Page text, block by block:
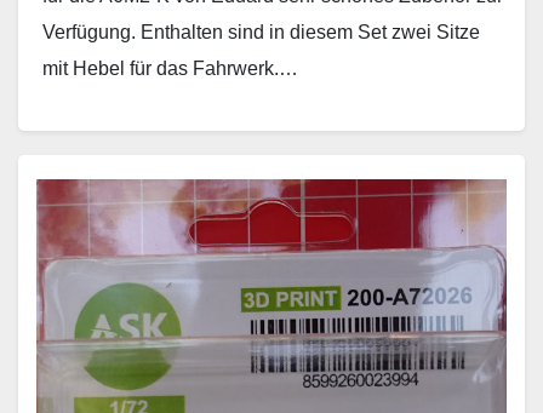
Verfügung. Enthalten sind in diesem Set zwei Sitze
mit Hebel für das Fahrwerk.…